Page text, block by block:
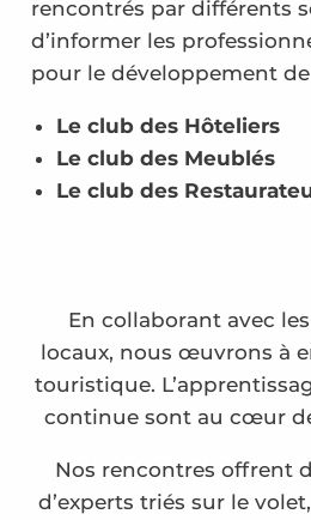
rencontrés par différents
d’informer les
pour le développement
Le club des Hôteliers
Le club des Meublés
Le club des
En collaborant avec
locaux, nous œuvrons à
touristique.
continue sont au cœur
Nos rencontres offrent
d’experts triés sur le